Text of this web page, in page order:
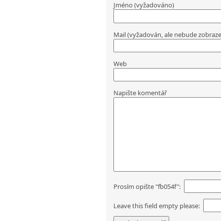
Jméno (vyžadováno)
Mail (vyžadován, ale nebude
Web
Napište komentář
Prosím opište "fb054f":
Leave this field empty please: